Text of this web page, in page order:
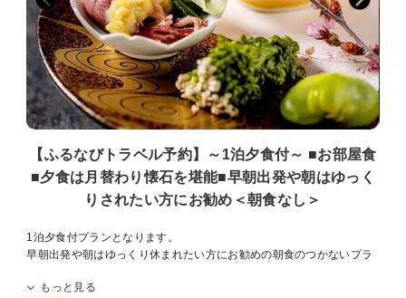
お愉しみいただけます
【桧風呂】【石風呂】【露天風呂】
■お部屋
当館は全室「数寄屋造り」の和室で次の間もございますので広々
多くの客室の天井で主に茶室に用いられる、杉や檜を網代に編んで張
った「網代天井」造りをご覧いただけます
ります。
そのため、体格の大きな方や体の不自由な方にとってはご不便をおか
けする場合がございます。
何卒ご了承の上、ご予約いただきますようお願い申し上げます。
■アクセス
車…東京から約2時間 熱海・伊豆・箱根まで約30分
電車…JR東海道線湯河原 下車 バス・タクシーで約5分
【ふるなびトラベル予約】～1泊夕食付～ ■お部屋食
■夕食は月替わり懐石を堪能■早朝出発や朝はゆっく
りされたい方にお勧め＜朝食なし＞
1泊夕食付プランとなります。
早朝出発や朝はゆっくり休まれたい方にお勧めの朝食のつかないプラ
もっと見る